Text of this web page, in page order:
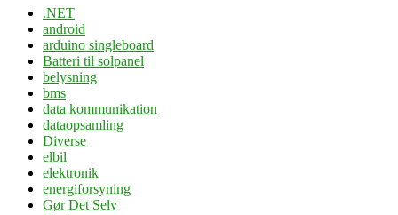
.NET
android
arduino singleboard
Batteri til solpanel
belysning
bms
data kommunikation
dataopsamling
Diverse
elbil
elektronik
energiforsyning
Gør Det Selv